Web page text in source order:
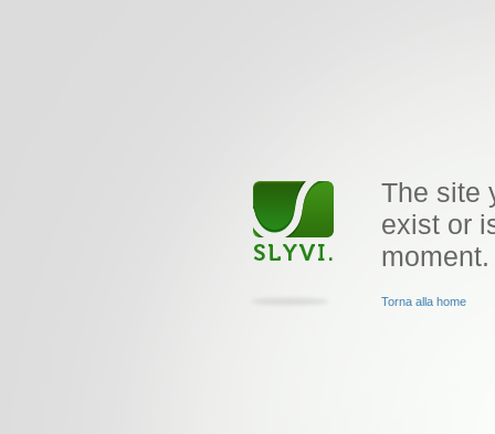
The site
exist or
moment.
Torna alla home